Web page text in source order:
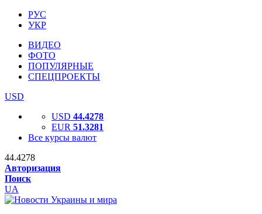
РУС
УКР
ВИДЕО
ФОТО
ПОПУЛЯРНЫЕ
СПЕЦПРОЕКТЫ
USD
USD 44.4278
EUR 51.3281
Все курсы валют
44.4278
Авторизация
Поиск
UA